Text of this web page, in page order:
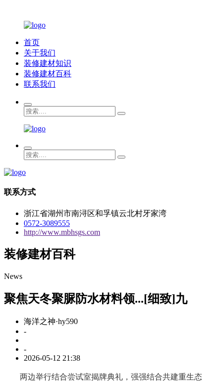
首页
关于我们
装修建材知识
装修建材百科
联系我们
联系方式
浙江省湖州市南浔区和孚镇云北村牙家湾
0572-3089555
http://www.mbhsgs.com
装修建材百科
News
聚焦天冬聚脲防水材料领...[细致]九
海洋之神·hy590
-
-
2026-05-12 21:38
两边举行结合尝试室揭牌典礼，强强结合共建重生态